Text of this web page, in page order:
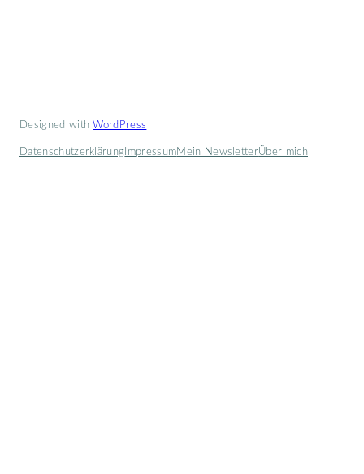
Designed withWordPress
Datenschutzerklärung ImpressumMein NewsletterÜber mich